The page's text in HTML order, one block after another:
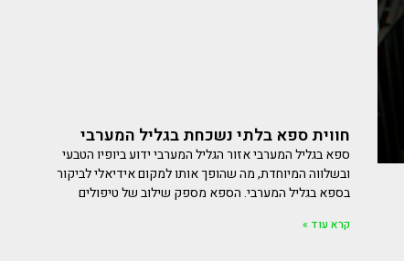
חווית ספא בלתי נשכחת בגליל המערבי
ספא בגליל המערבי אזור הגליל המערבי ידוע ביופיו הטבעי
ובשלווה המיוחדת, מה שהופך אותו למקום אידיאלי לביקור
בספא בגליל המערבי. הספא מספק שילוב של טיפולים
קרא עוד »